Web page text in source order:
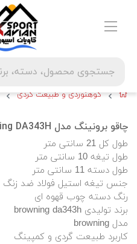
کوهنوردی و طبیعت گردی
چاقو برونینگ مدل Browning DA343H
طول کل 21 سانتی متر
طول تیغه 10 سانتی متر
طول دسته 11 سانتی متر
جنس تیغه استیل فولاد ضد زنگ
رنگ دسته چوب قهوه ای
برند تولیدی browning da343h
مدل browning
کاربرد طبیعت گردی و کمپینگ